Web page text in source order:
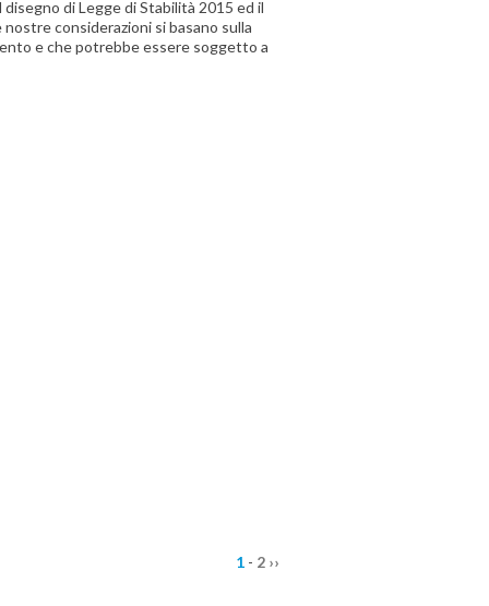
di Legge di Stabilità 2015 ed il
considerazioni si basano sulla
e che potrebbe essere soggetto a
1 - 2 ››